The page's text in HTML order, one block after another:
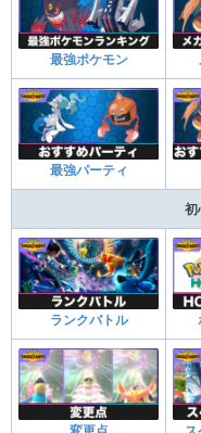
最強ポケモン
最強パーティ
初
ランクバトル